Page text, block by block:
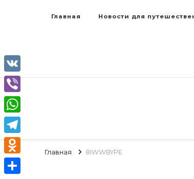
Главная Новости для
Главная 8IWWBYPE
VK
Viber
WhatsApp
Telegram
Odnoklassniki